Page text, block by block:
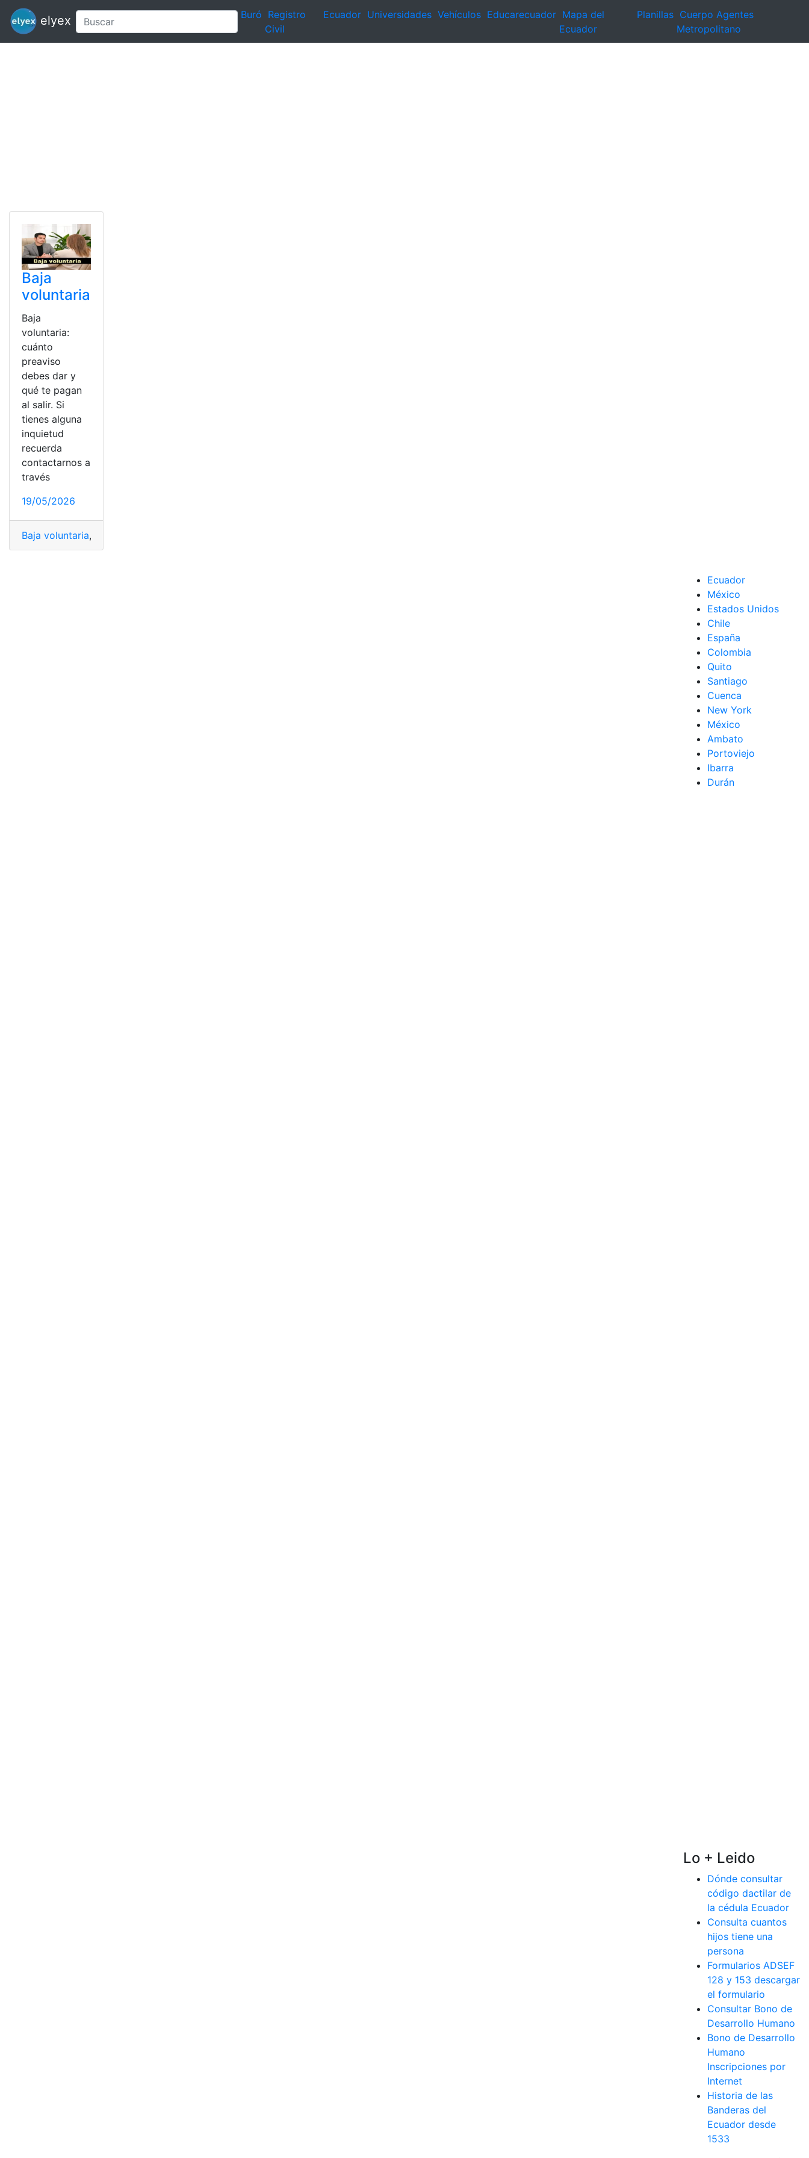
elyex Buró Registro
Civil
Ecuador Universidades Vehículos Educarecuador Mapa del
Ecuador
Planillas Cuerpo Agentes
Metropolitano
Baja
voluntaria
Baja
voluntaria:
cuánto
preaviso
debes dar y
qué te pagan
al salir. Si
tienes alguna
inquietud
recuerda
contactarnos a
través
19/05/2026
Baja voluntaria,
Ecuador
México
Estados Unidos
Chile
España
Colombia
Quito
Santiago
Cuenca
New York
México
Ambato
Portoviejo
Ibarra
Durán
Lo + Leido
Dónde consultar
código dactilar de
la cédula Ecuador
Consulta cuantos
hijos tiene una
persona
Formularios ADSEF
128 y 153 descargar
el formulario
Consultar Bono de
Desarrollo Humano
Bono de Desarrollo
Humano
Inscripciones por
Internet
Historia de las
Banderas del
Ecuador desde
1533